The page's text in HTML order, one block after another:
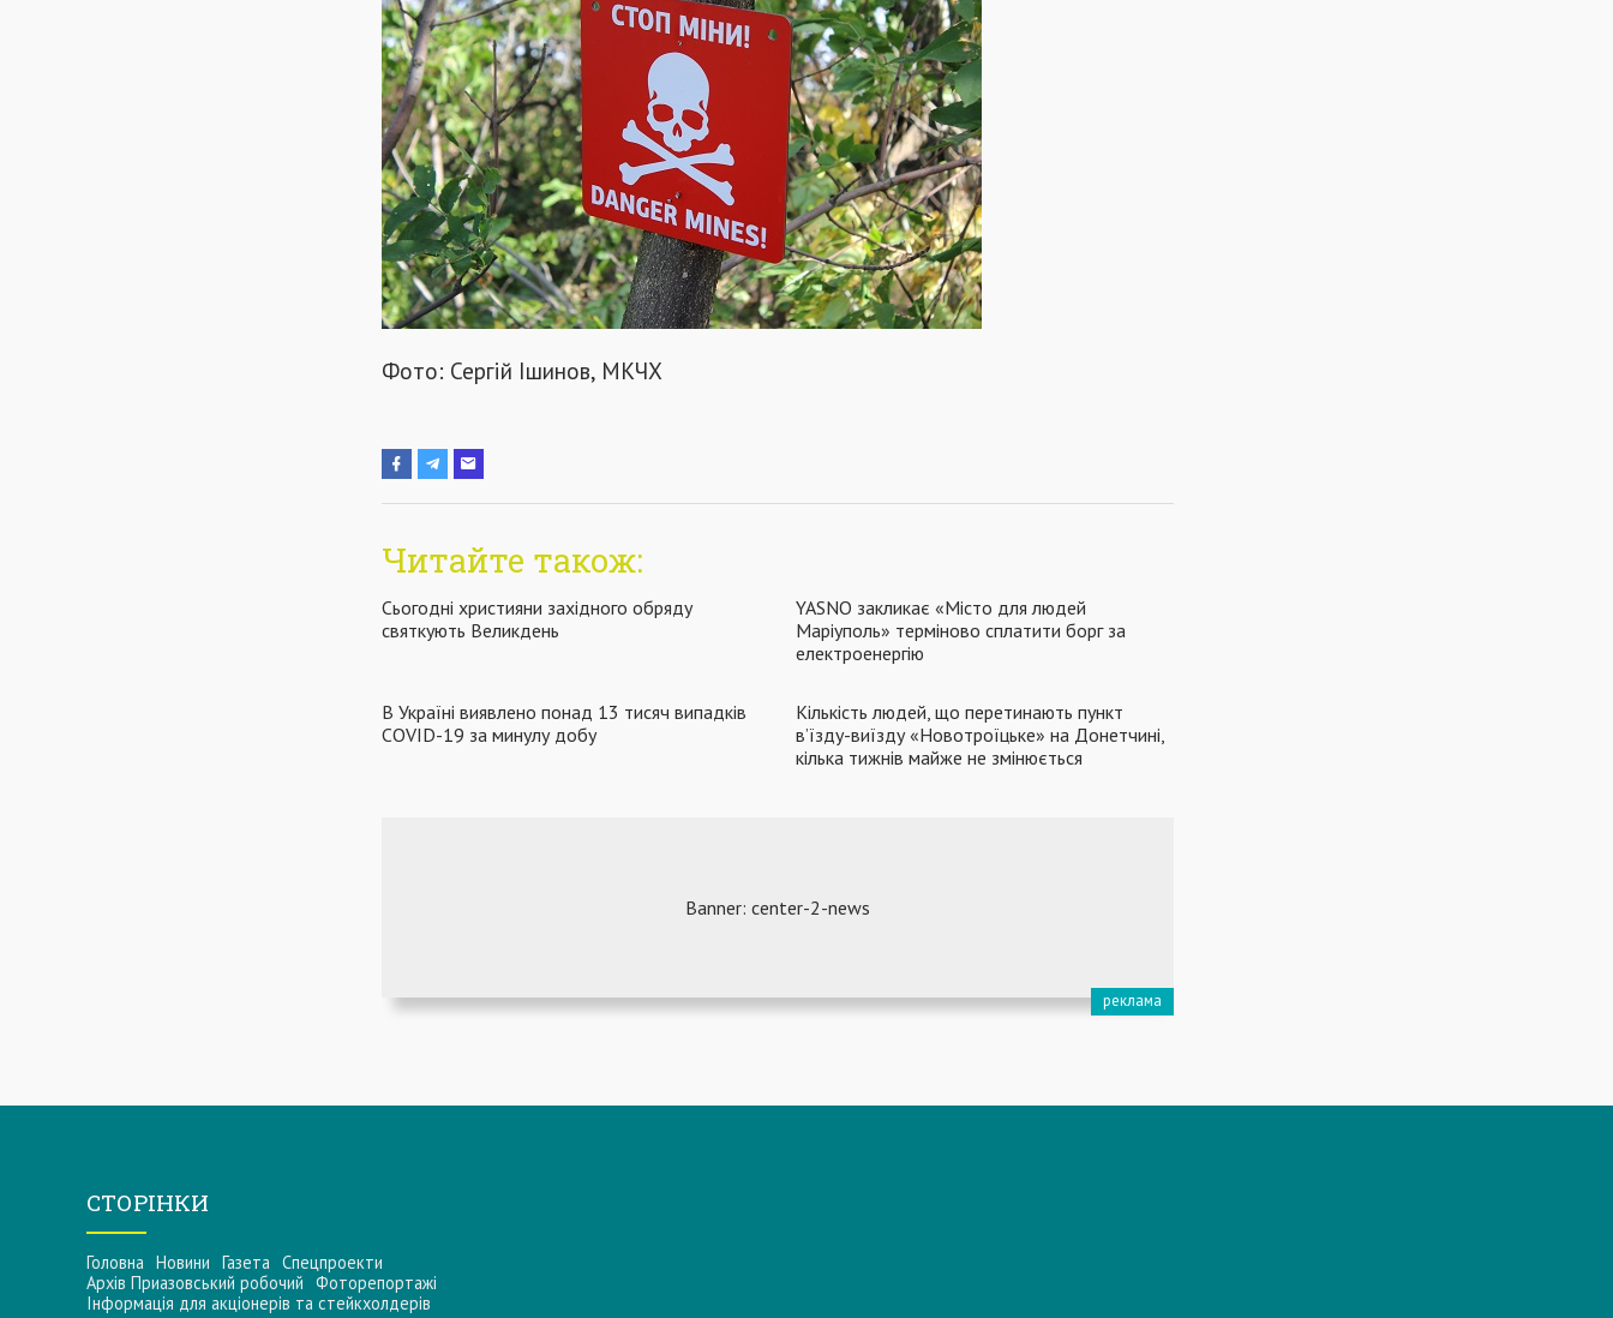
Фото: Сергій Ішинов, МКЧХ
Читайте також:
Сьогодні християни західного обряду
святкують Великдень
YASNO закликає «Місто для людей
Маріуполь» терміново сплатити борг за
електроенергію
В Україні виявлено понад 13 тисяч випадків
COVID-19 за минулу добу
Кількість людей, що перетинають пункт
в’їзду-виїзду «Новотроїцьке» на Донетчині,
кілька тижнів майже не змінюється
СТОРІНКИ
Головна Новини Газета Спецпроекти
Архів Приазовський робочий Фоторепортажі
Інформацiя для акцiонерiв та стейкхолдерiв